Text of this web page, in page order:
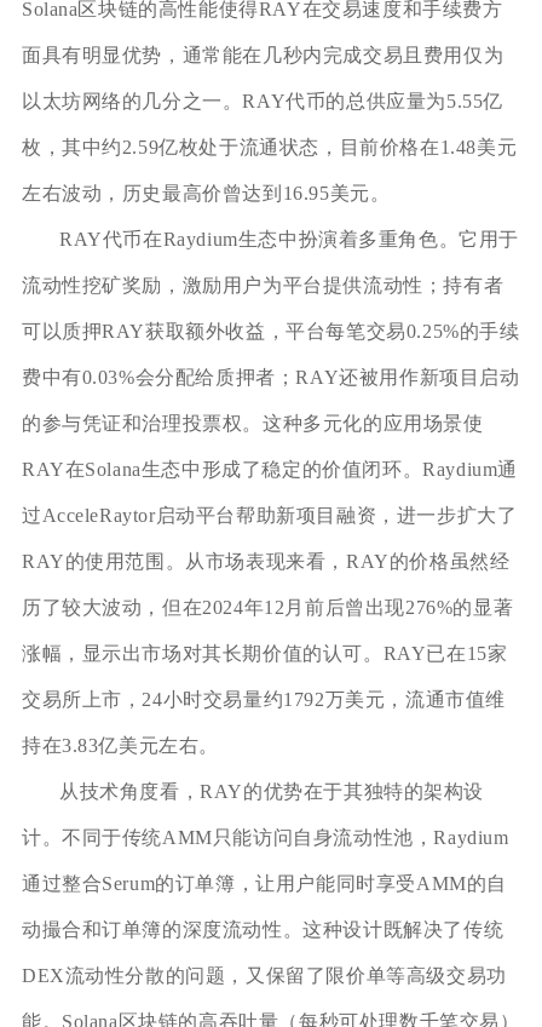
Solana区块链的高性能使得RAY在交易速度和手续费方
面具有明显优势，通常能在几秒内完成交易且费用仅为
以太坊网络的几分之一。RAY代币的总供应量为5.55亿
枚，其中约2.59亿枚处于流通状态，目前价格在1.48美元
左右波动，历史最高价曾达到16.95美元。
RAY代币在Raydium生态中扮演着多重角色。它用于
流动性挖矿奖励，激励用户为平台提供流动性；持有者
可以质押RAY获取额外收益，平台每笔交易0.25%的手续
费中有0.03%会分配给质押者；RAY还被用作新项目启动
的参与凭证和治理投票权。这种多元化的应用场景使
RAY在Solana生态中形成了稳定的价值闭环。Raydium通
过AcceleRaytor启动平台帮助新项目融资，进一步扩大了
RAY的使用范围。从市场表现来看，RAY的价格虽然经
历了较大波动，但在2024年12月前后曾出现276%的显著
涨幅，显示出市场对其长期价值的认可。RAY已在15家
交易所上市，24小时交易量约1792万美元，流通市值维
持在3.83亿美元左右。
从技术角度看，RAY的优势在于其独特的架构设
计。不同于传统AMM只能访问自身流动性池，Raydium
通过整合Serum的订单簿，让用户能同时享受AMM的自
动撮合和订单簿的深度流动性。这种设计既解决了传统
DEX流动性分散的问题，又保留了限价单等高级交易功
能。Solana区块链的高吞吐量（每秒可处理数千笔交易）